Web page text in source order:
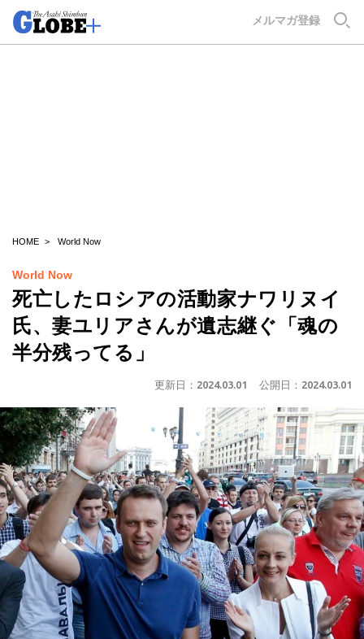
メルマガ登録
HOME World Now
World Now
死亡したロシアの活動家ナワリヌイ
氏、妻ユリアさんが遺志継ぐ「魂の
半分残ってる」
更新日： 2024.03.01 公開日： 2024.03.01